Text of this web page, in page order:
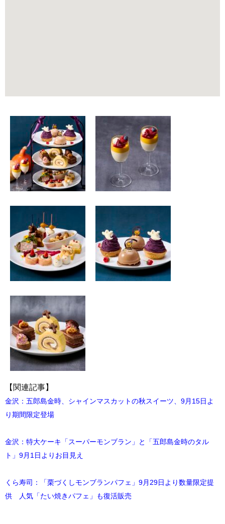
【関連記事】
金沢：五郎島金時、シャインマスカットの秋スイーツ、9月15日よ
り期間限定登場
金沢：特大ケーキ「スーパーモンブラン」と「五郎島金時のタル
ト」9月1日よりお目見え
くら寿司：「栗づくしモンブランパフェ」9月29日より数量限定提
供 人気「たい焼きパフェ」も復活販売